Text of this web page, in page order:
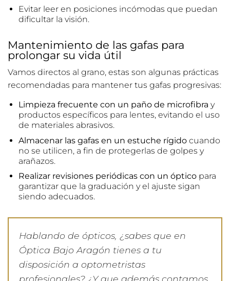
Evitar leer en posiciones incómodas que puedan
dificultar la visión.
Mantenimiento de las gafas para
prolongar su vida útil
Vamos directos al grano, estas son algunas prácticas
recomendadas para mantener tus gafas progresivas:
Limpieza frecuente con un paño de microfibra y
productos específicos para lentes, evitando el uso
de materiales abrasivos.
Almacenar las gafas en un estuche rígidocuando
no se utilicen, a fin de protegerlas de golpes y
arañazos.
Realizar revisiones periódicas con un ópticopara
garantizar que la graduación y el ajuste sigan
siendo adecuados.
Hablando de ópticos, ¿sabes que en
Óptica Bajo Aragón tienes a tu
disposición a optometristas